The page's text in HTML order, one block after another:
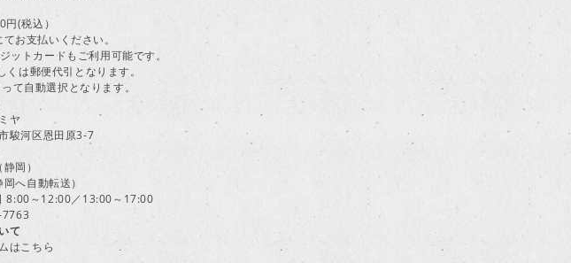
(税込）
お支払いください。
トカードもご利用可能です。
は郵便代引となります。
て自動選択となります。
ヤ
駿河区恩田原3-7
岡）
へ自動転送）
8:00～12:00／13:00～17:00
7763
て
はこちら